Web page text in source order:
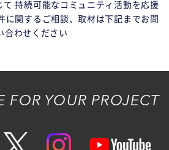
て 持続可能なコミュニティ活動を応援
に関するご相談、取材は下記までお問
合わせください
FOR YOUR PROJECT